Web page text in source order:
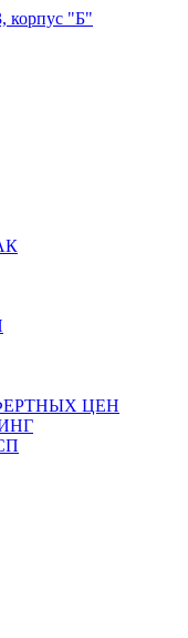
корпус "Б"
ЦЕН